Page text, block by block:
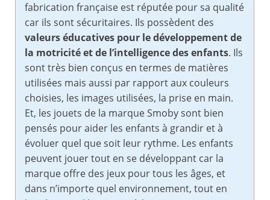
fabrication française est réputée pour sa qualité
car ils sont sécuritaires. Ils possèdent des
valeurs éducatives pour le développement de
la motricité et de l’intelligence des enfants. Ils
sont très bien conçus en termes de matières
utilisées mais aussi par rapport aux couleurs
choisies, les images utilisées, la prise en main.
Et, les jouets de la marque Smoby sont bien
pensés pour aider les enfants à grandir et à
évoluer quel que soit leur rythme. Les enfants
peuvent jouer tout en se développant car la
marque offre des jeux pour tous les âges, et
dans n’importe quel environnement, tout en